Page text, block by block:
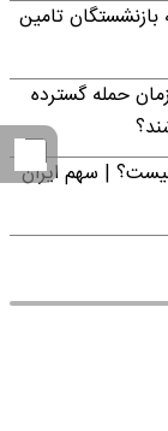
تامین
حمله گسترده
| سهم ایران